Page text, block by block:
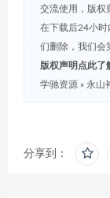
交流使用，版权
在下载后24小
们删除，我们会
版权声明点此了
学驰资源 » 永山
分享到：